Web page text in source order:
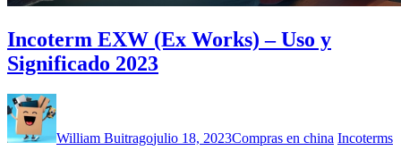
Incoterm EXW (Ex Works) – Uso y
Significado 2023
William Buitragojulio 18, 2023Compras en china Incoterms